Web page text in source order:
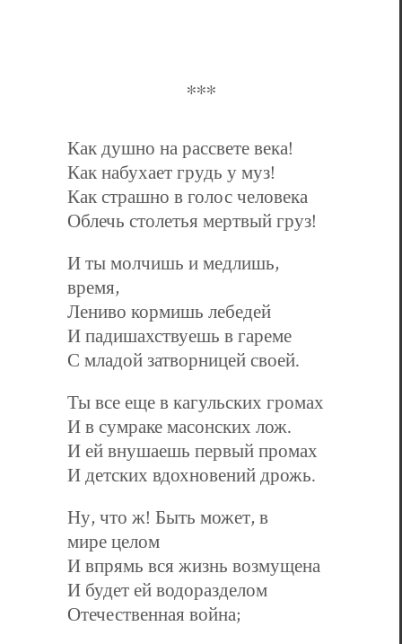
∗∗∗
Как душно на рассвете века!
Как набухает грудь у муз!
Как страшно в голос человека
Облечь столетья мертвый груз!
И ты молчишь и медлишь,
время,
Лениво кормишь лебедей
И падишахствуешь в гареме
С младой затворницей своей.
Ты все еще в кагульских громах
И в сумраке масонских лож.
И ей внушаешь первый промах
И детских вдохновений дрожь.
Ну, что ж! Быть может, в
мире целом
И впрямь вся жизнь возмущена
И будет ей водоразделом
Отечественная война;